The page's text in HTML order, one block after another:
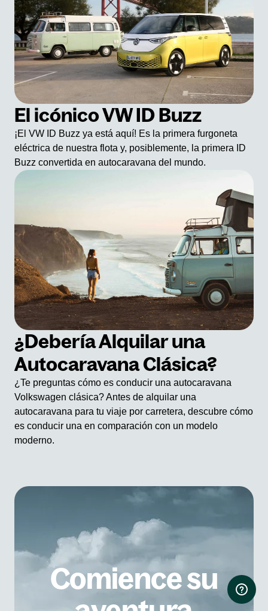
El icónico VW ID Buzz
¡El VW ID Buzz ya está aquí! Es la primera furgoneta
eléctrica de nuestra flota y, posiblemente, la primera ID
Buzz convertida en autocaravana del mundo.
¿Debería Alquilar una
Autocaravana Clásica?
¿Te preguntas cómo es conducir una autocaravana
Volkswagen clásica? Antes de alquilar una
autocaravana para tu viaje por carretera, descubre cómo
es conducir una en comparación con un modelo
moderno.
Comience su